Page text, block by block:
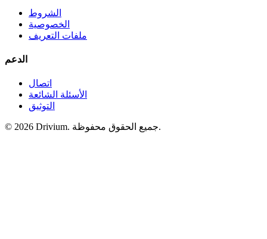
الشروط
الخصوصية
ملفات التعريف
الدعم
اتصال
الأسئلة الشائعة
التوثيق
© 2026 Drivium. جميع الحقوق محفوظة.